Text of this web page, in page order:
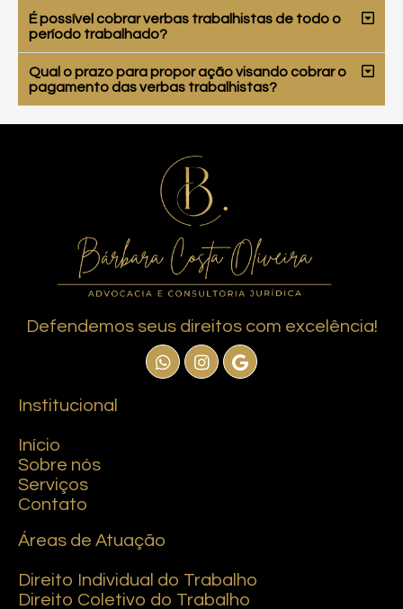
É possível cobrar verbas trabalhistas de todo o
período trabalhado?
Qual o prazo para propor ação visando cobrar o
pagamento das verbas trabalhistas?
Defendemos seus direitos com excelência!
Institucional
Início
Sobre nós
Serviços
Contato
Áreas de Atuação
Direito Individual do Trabalho
Direito Coletivo do Trabalho